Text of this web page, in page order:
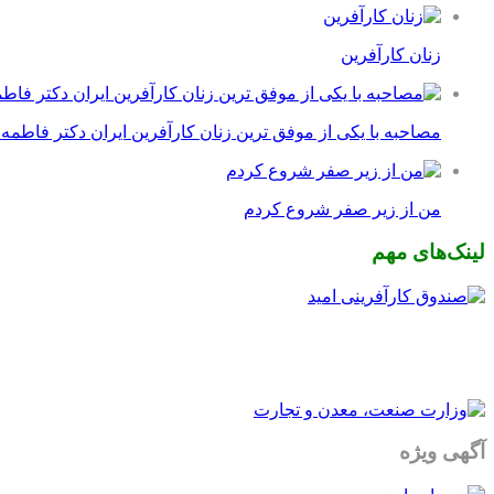
زنان کارآفرین
مصاحبه با یکی از موفق ترین زنان کارآفرین ایران دکتر
من از زیر صفر شروع کردم
لینک‌های مهم
آگهی ویژه